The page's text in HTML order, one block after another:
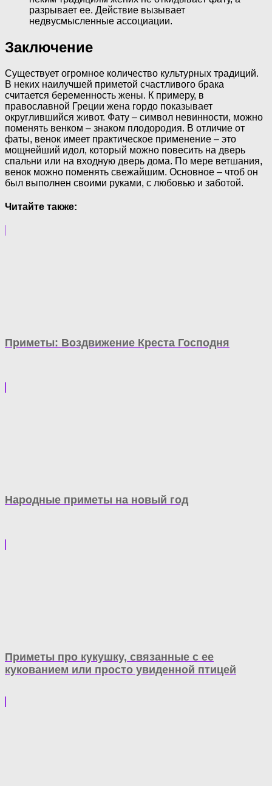
разрывает ее. Действие вызывает
недвусмысленные ассоциации.
Заключение
Существует огромное количество культурных традиций.
В неких наилучшей приметой счастливого брака
считается беременность жены. К примеру, в
православной Греции жена гордо показывает
округлившийся живот. Фату – символ невинности, можно
поменять венком – знаком плодородия. В отличие от
фаты, венок имеет практическое применение – это
мощнейший идол, который можно повесить на дверь
спальни или на входную дверь дома. По мере ветшания,
венок можно поменять свежайшим. Основное – чтоб он
был выполнен своими руками, с любовью и заботой.
Читайте также:
Приметы: Воздвижение Креста Господня
Народные приметы на новый год
Приметы про кукушку, связанные с ее
кукованием или просто увиденной птицей